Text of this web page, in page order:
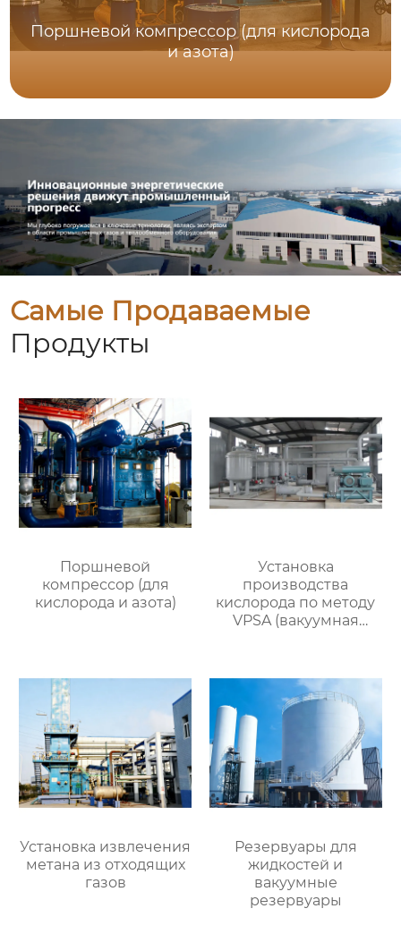
Поршневой компрессор (для кислорода
и азота)
Самые Продаваемые
Продукты
Поршневой
компрессор (для
кислорода и азота)
Установка
производства
кислорода по методу
VPSA (вакуумная
давлении)
Установка извлечения
метана из отходящих
газов
Резервуары для
жидкостей и
вакуумные
резервуары